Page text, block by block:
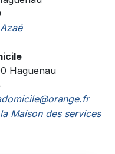
Haguenau
Maison des services